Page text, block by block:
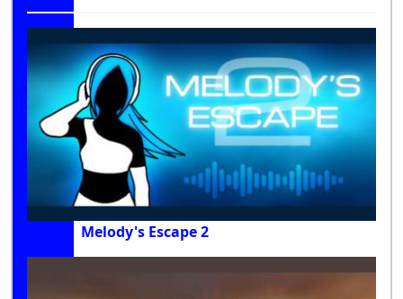
Melody's Escape 2